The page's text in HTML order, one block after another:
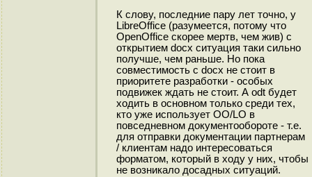
К слову, последние пару лет точно, у
LibreOffice (разумеется, потому что
OpenOffice скорее мертв, чем жив) с
открытием docx ситуация таки сильно
получше, чем раньше. Но пока
совместимость с docx не стоит в
приоритете разработки - особых
подвижек ждать не стоит. А odt будет
ходить в основном только среди тех,
кто уже использует OO/LO в
повседневном документообороте - т.е.
для отправки документации партнерам
/ клиентам надо интересоваться
форматом, который в ходу у них, чтобы
не возникало досадных ситуаций.